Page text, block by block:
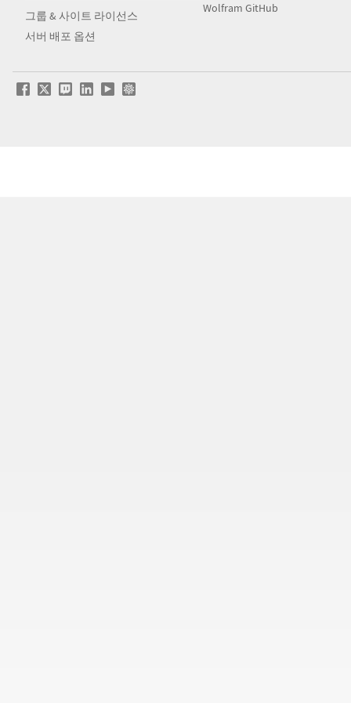
그룹 & 사이트 라이선스
서버 배포 옵션
Wolfram GitHub